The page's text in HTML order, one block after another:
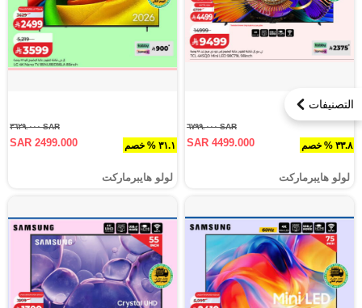
التصنيفات
٣٣.٨ % خصم
SAR ٦٧٩٩.٠٠٠
SAR 4499.000
لولو هايبرماركت
٣١.١ % خصم
SAR ٣٦٢٩.٠٠٠
SAR 2499.000
لولو هايبرماركت